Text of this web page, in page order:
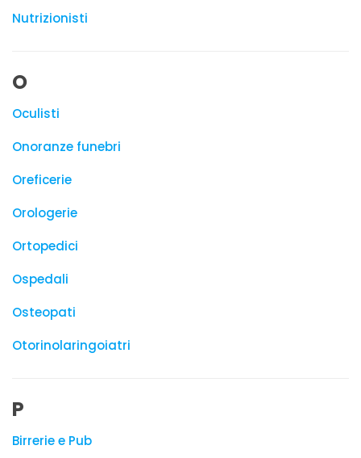
Nutrizionisti
O
Oculisti
Onoranze funebri
Oreficerie
Orologerie
Ortopedici
Ospedali
Osteopati
Otorinolaringoiatri
P
Birrerie e Pub